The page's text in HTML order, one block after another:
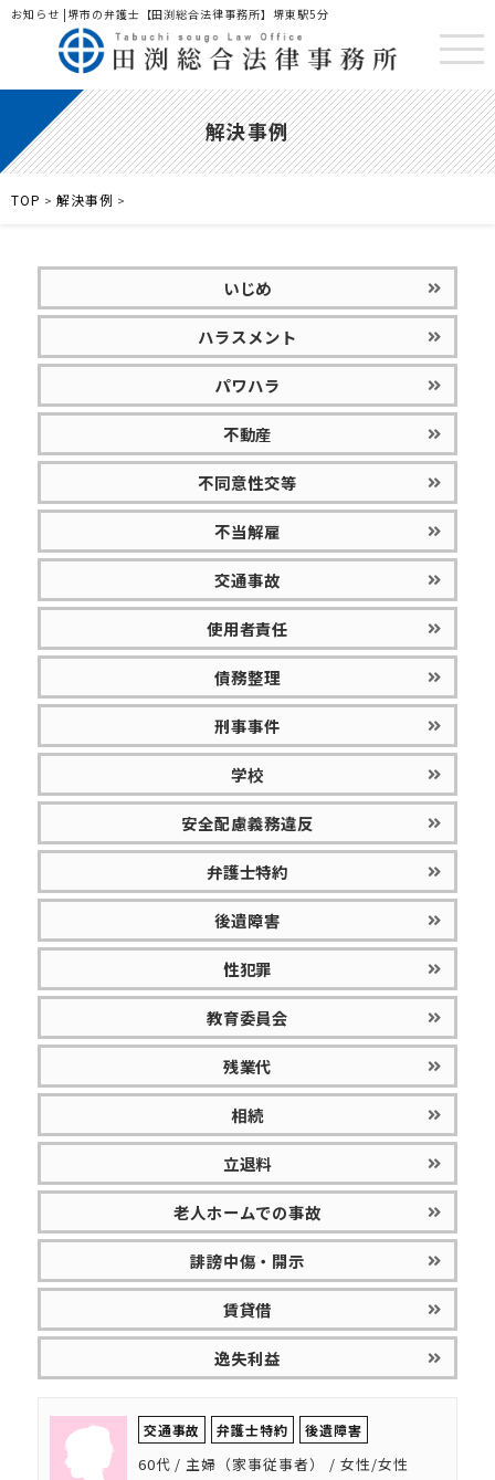
お知らせ |堺市の弁護士【田渕総合法律事務所】堺東駅5分
解決事例
TOP > 解決事例 >
いじめ
ハラスメント
パワハラ
不動産
不同意性交等
不当解雇
交通事故
使用者責任
債務整理
刑事事件
学校
安全配慮義務違反
弁護士特約
後遺障害
性犯罪
教育委員会
残業代
相続
立退料
老人ホームでの事故
誹謗中傷・開示
賃貸借
逸失利益
交通事故 弁護士特約 後遺障害
60代 / 主婦（家事従事者） / 女性/女性